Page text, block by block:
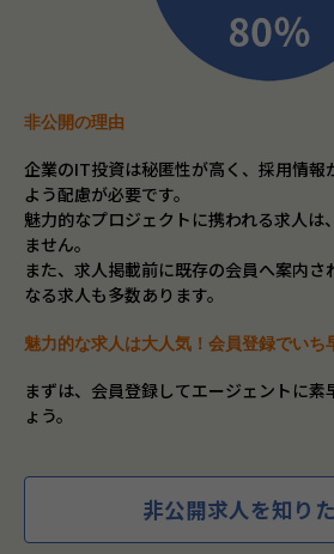
非公開の理由
企業のIT投資は秘匿性が高く、採用情報
よう配慮が必要です。
魅力的なプロジェクトに携われる求人は
ません。
また、求人掲載前に既存の会員へ案内さ
なる求人も多数あります。
魅力的な求人は大人気！会員登録でいち
まずは、会員登録してエージェントに素
ょう。
非公開求人を知り